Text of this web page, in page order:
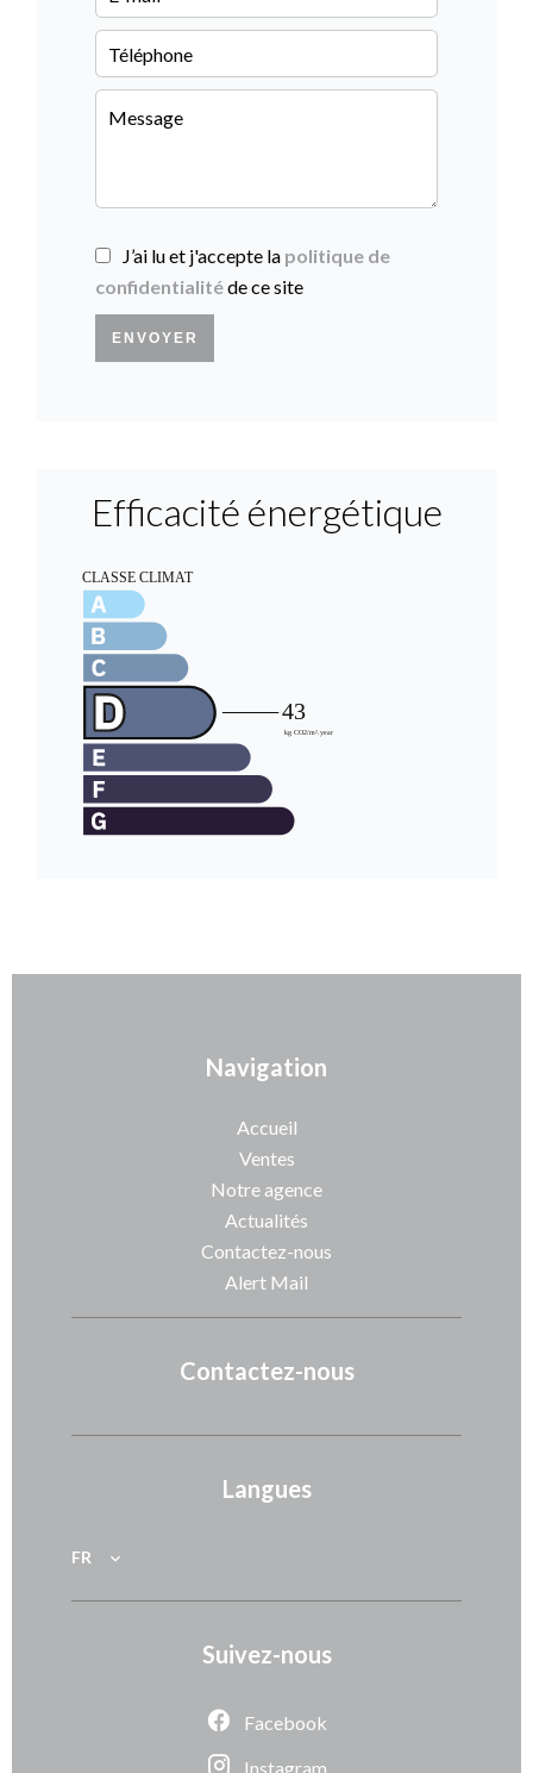
J’ai lu et j'accepte la politique de
confidentialitéde ce site
ENVOYER
Efficacité énergétique
Navigation
Accueil
Ventes
Notre agence
Actualités
Contactez-nous
Alert Mail
Contactez-nous
Langues
FR
Suivez-nous
Facebook
Instagram